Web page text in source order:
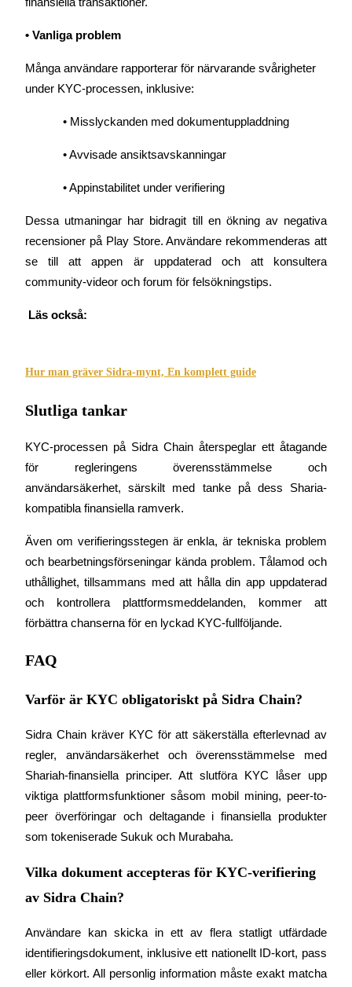
Auto Invest
Ta långsiktig vinst och flexibla intressen
Lär dig Staking
Lär dig mer om att tjäna passiv inkomst
Bitrue
AI
Bitrue Partners
Bitrue Affiliates
Hänvisning
Bjud in en vän för att få kontantbelöningar
• Vanliga problem
Många användare rapporterar för närvarande svårigheter
under KYC-processen, inklusive:
• Misslyckanden med dokumentuppladdning
• Avvisade ansiktsavskanningar
• Appinstabilitet under verifiering
Dessa utmaningar har bidragit till en ökning av negativa
recensioner på Play Store. Användare rekommenderas att
se till att appen är uppdaterad och att konsultera
community-videor och forum för felsökningstips.
Läs också:
Hur man gräver Sidra-mynt, En komplett guide
Slutliga tankar
KYC-processen på Sidra Chain återspeglar ett åtagande
för regleringens överensstämmelse och
användarsäkerhet, särskilt med tanke på dess Sharia-
kompatibla finansiella ramverk.
Även om verifieringsstegen är enkla, är tekniska problem
och bearbetningsförseningar kända problem. Tålamod och
uthållighet, tillsammans med att hålla din app uppdaterad
och kontrollera plattformsmeddelanden, kommer att
förbättra chanserna för en lyckad KYC-fullföljande.
FAQ
Varför är KYC obligatoriskt på Sidra Chain?
Sidra Chain kräver KYC för att säkerställa efterlevnad av
regler, användarsäkerhet och överensstämmelse med
Shariah-finansiella principer. Att slutföra KYC låser upp
viktiga plattformsfunktioner såsom mobil mining, peer-to-
peer överföringar och deltagande i finansiella produkter
som tokeniserade Sukuk och Murabaha.
Vilka dokument accepteras för KYC-verifiering
av Sidra Chain?
Användare kan skicka in ett av flera statligt utfärdade
identifieringsdokument, inklusive ett nationellt ID-kort, pass
eller körkort. All personlig information måste exakt matcha